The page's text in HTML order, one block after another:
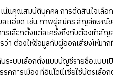
เน้นคุณสมบัติบุคคล การตัดสินใจเลือ
ละเอียด เช่น ภาพผู้สมัคร สัญลักษ
รเลือกตั้งแต่ละครั้งถึงกับต้องทำ
ต้องให้ข้อมูลกับผู้ออกเสียงให้มาก
ระบบเลือกตั้งแบบบัญชีรายชื่อแบบ
คการเมือง ที่อินโดนีเซียใช้บัตรเลื